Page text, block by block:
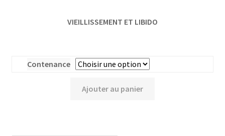
VIEILLISSEMENT ET LIBIDO
Contenance
Ajouter au panier